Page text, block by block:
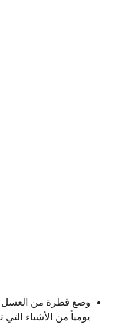
وضع قطرة من العسل
يومياً من الأشياء